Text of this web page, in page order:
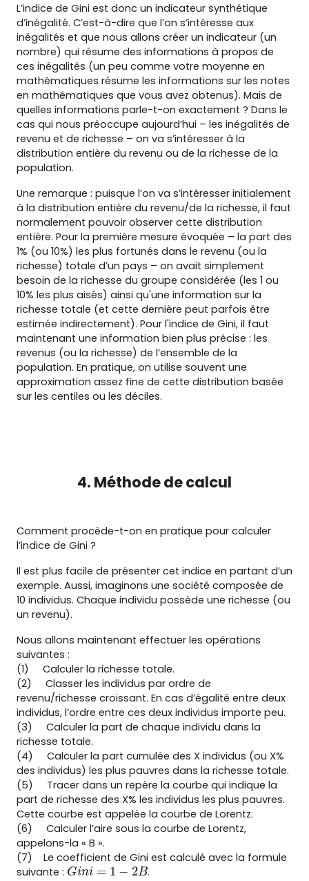
L’indice de Gini est donc un indicateur synthétique
d’inégalité. C’est-à-dire que l’on s’intéresse aux
inégalités et que nous allons créer un indicateur (un
nombre) qui résume des informations à propos de
ces inégalités (un peu comme votre moyenne en
mathématiques résume les informations sur les notes
en mathématiques que vous avez obtenus). Mais de
quelles informations parle-t-on exactement ? Dans le
cas qui nous préoccupe aujourd’hui – les inégalités de
revenu et de richesse – on va s’intéresser à la
distribution entière du revenu ou de la richesse de la
population.
Une remarque : puisque l’on va s’intéresser initialement
à la distribution entière du revenu/de la richesse, il faut
normalement pouvoir observer cette distribution
entière. Pour la première mesure évoquée – la part des
1% (ou 10%) les plus fortunés dans le revenu (ou la
richesse) totale d’un pays – on avait simplement
besoin de la richesse du groupe considérée (les 1 ou
10% les plus aisés) ainsi qu'une information sur la
richesse totale (et cette dernière peut parfois être
estimée indirectement). Pour l'indice de Gini, il faut
maintenant une information bien plus précise : les
revenus (ou la richesse) de l’ensemble de la
population. En pratique, on utilise souvent une
approximation assez fine de cette distribution basée
sur les centiles ou les déciles.
4. Méthode de calcul
Comment procède-t-on en pratique pour calculer
l’indice de Gini ?
Il est plus facile de présenter cet indice en partant d’un
exemple. Aussi, imaginons une société composée de
10 individus. Chaque individu possède une richesse (ou
un revenu).
Nous allons maintenant effectuer les opérations
suivantes :
(1) Calculer la richesse totale.
(2) Classer les individus par ordre de
revenu/richesse croissant. En cas d’égalité entre deux
individus, l’ordre entre ces deux individus importe peu.
(3) Calculer la part de chaque individu dans la
richesse totale.
(4) Calculer la part cumulée des X individus (ou X%
des individus) les plus pauvres dans la richesse totale.
(5) Tracer dans un repère la courbe qui indique la
part de richesse des X% les individus les plus pauvres.
Cette courbe est appelée la courbe de Lorentz.
(6) Calculer l’aire sous la courbe de Lorentz,
appelons-la « B ».
(7) Le coefficient de Gini est calculé avec la formule
suivante : Gini = 1 − 2B
Gini=1 −2 B .